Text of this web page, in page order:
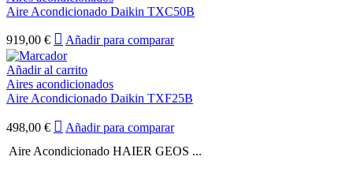
Aire Acondicionado Daikin TXC50B
919,00 € Añadir para comparar
Añadir al carrito
Aires acondicionados
Aire Acondicionado Daikin TXF25B
498,00 €
Añadir para comparar
Aire Acondicionado HAIER GEOS ...